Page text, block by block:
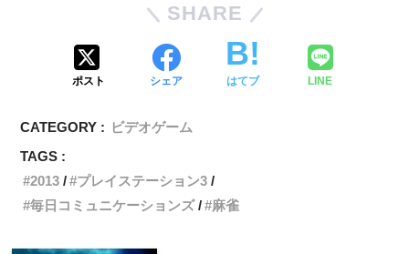
SHARE
ポスト シェア はてブ LINE
CATEGORY : ビデオゲーム
TAGS :
2013
プレイステーション3
毎日コミュニケーションズ
麻雀